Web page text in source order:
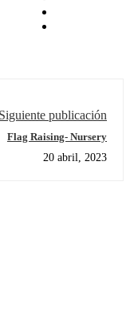
Siguiente publicación
Flag Raising- Nursery
20 abril, 2023